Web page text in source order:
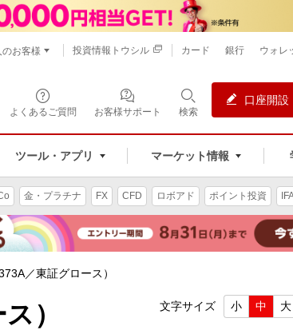
よくあるご質問 お客様サポート 検索
口座開設
ツール・アプリ マーケット情報
のお客様 投資情報トウシル カード 銀行 ウォレ
金・プラチナ FX CFD ロボアド ポイント投資
／東証グロース）
） 文字サイズ 小 中 大